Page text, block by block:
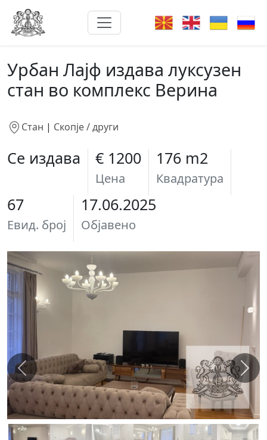
Урбан Лајф издава луксузен
стан во комплекс Верина
Стан | Скопје / други
Се издава € 1200
Цена
176 m2
Квадратура
67
Евид. број
17.06.2025
Објавено